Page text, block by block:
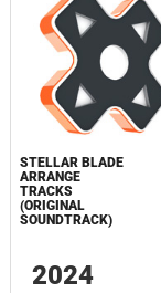
STELLAR BLADE
ARRANGE
TRACKS
(ORIGINAL
SOUNDTRACK)
2024